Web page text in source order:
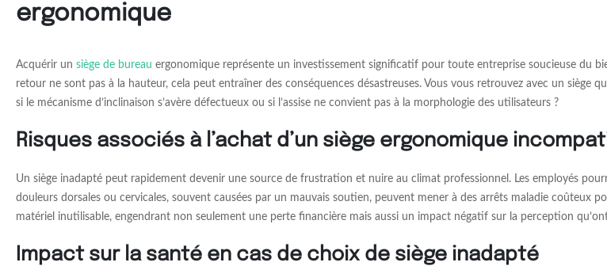
ergonomique
Acquérir un siège de bureau ergonomique représente un investissement significatif pour toute entreprise soucieuse du
retour ne sont pas à la hauteur, cela peut entraîner des conséquences désastreuses. Vous vous retrouvez avec un
si le mécanisme d’inclinaison s’avère défectueux ou si l’assise ne convient pas à la morphologie des utilisateurs ?
Risques associés à l’achat d’un siège ergonomique
Un siège inadapté peut rapidement devenir une source de frustration et nuire au climat professionnel. Les employés
douleurs dorsales ou cervicales, souvent causées par un mauvais soutien, peuvent mener à des arrêts maladie coûteux
matériel inutilisable, engendrant non seulement une perte financière mais aussi un impact négatif sur la perception
Impact sur la santé en cas de choix de siège inadapté